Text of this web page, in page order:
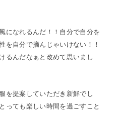
になれるんだ！！自分で自分を
を自分で摘んじゃいけない！！
るんだなぁと改めて思いまし
を提案していただき新鮮でし
っても楽しい時間を過ごすこと